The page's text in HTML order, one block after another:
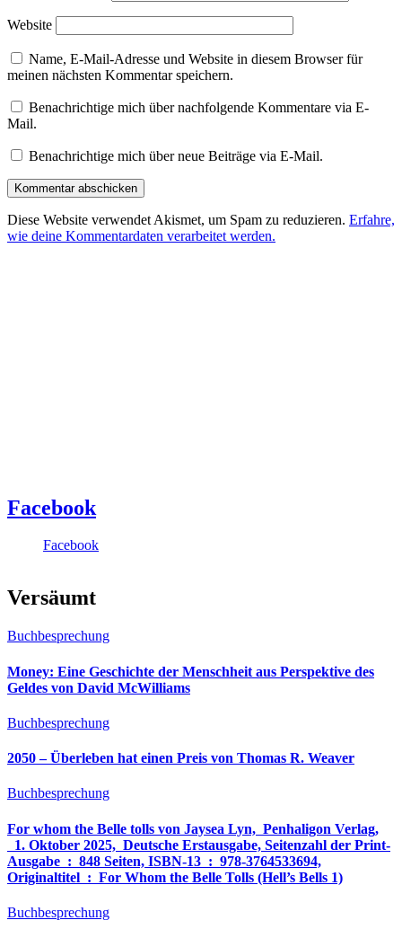
Website
Name, E-Mail-Adresse und Website in diesem Browser für
meinen nächsten Kommentar speichern.
Benachrichtige mich über nachfolgende Kommentare via E-
Mail.
Benachrichtige mich über neue Beiträge via E-Mail.
Diese Website verwendet Akismet, um Spam zu reduzieren. Erfahre,
wie deine Kommentardaten verarbeitet werden.
Facebook
Facebook
Versäumt
Buchbesprechung
Money: Eine Geschichte der Menschheit aus Perspektive des
Geldes von David McWilliams
Buchbesprechung
2050 – Überleben hat einen Preis von Thomas R. Weaver
Buchbesprechung
For whom the Belle tolls von Jaysea Lyn, ‎ Penhaligon Verlag,
‎ 1. Oktober 2025, ‎ Deutsche Erstausgabe, Seitenzahl der Print-
Ausgabe ‏ : ‎ 848 Seiten, ISBN-13 ‏ : ‎ 978-3764533694,
Originaltitel ‏ : ‎ For Whom the Belle Tolls (Hell’s Bells 1)
Buchbesprechung